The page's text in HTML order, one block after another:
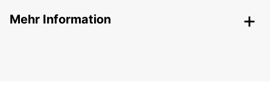
Mehr Information